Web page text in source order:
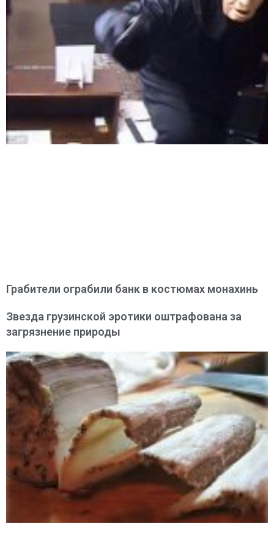
Грабители ограбили банк в костюмах монахинь
Звезда грузинской эротики оштрафована за
загрязнение природы